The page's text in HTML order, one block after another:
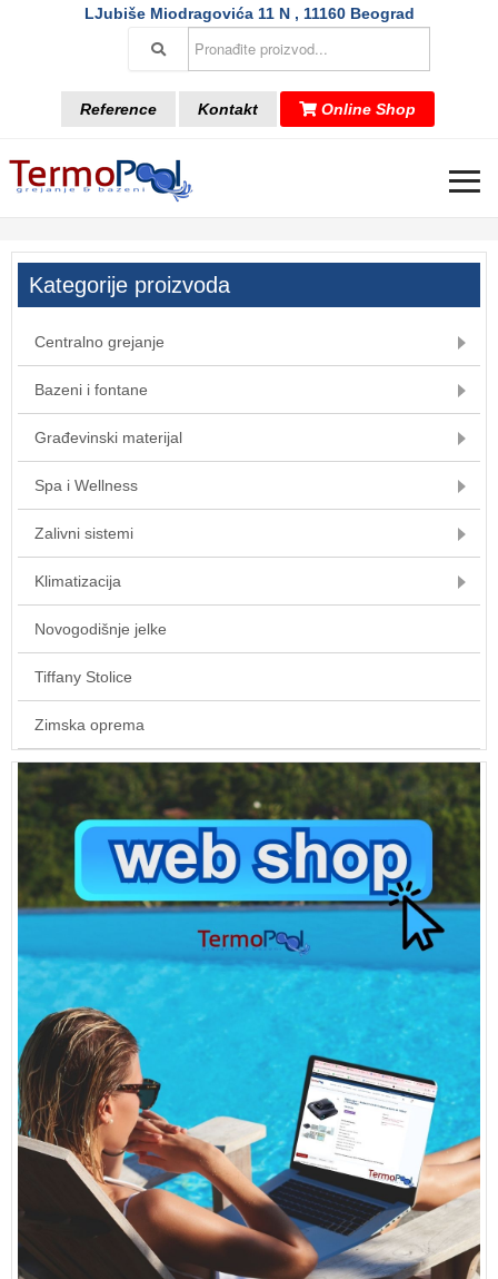
LJubiše Miodragovića 11 N , 11160 Beograd
Reference Kontakt Online Shop
≡
Kategorije proizvoda
Centralno grejanje
Bazeni i fontane
Građevinski materijal
Spa i Wellness
Zalivni sistemi
Klimatizacija
Novogodišnje jelke
Tiffany Stolice
Zimska oprema